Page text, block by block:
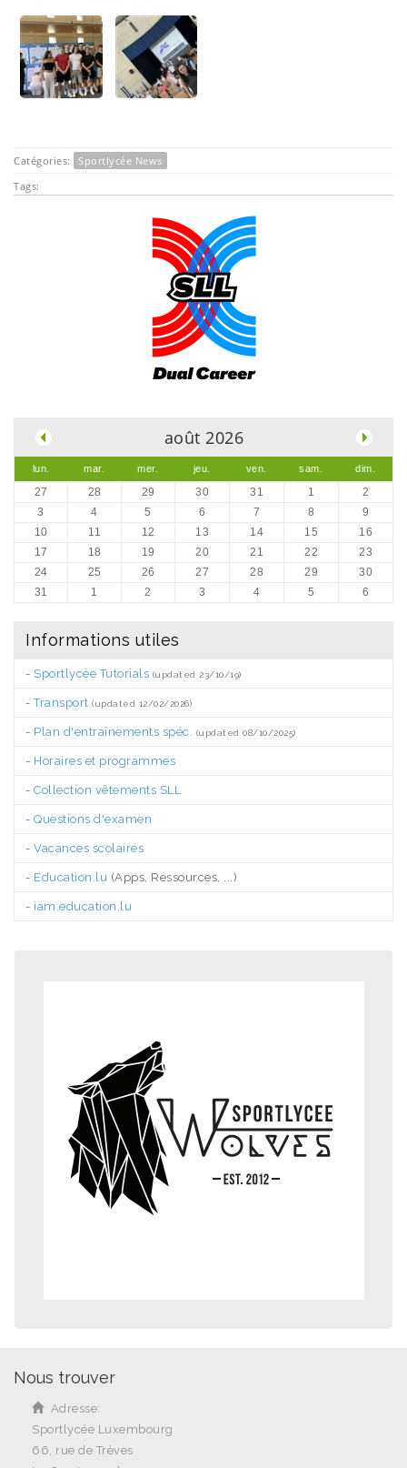
Catégories:
Sportlycée News
Tags:
août 2026
lun. mar. mer. jeu. ven. sam. dim.
27 28 29 30 31 1
2
3
4 5 6 7 8
9
10
11 12 13 14 15
16
17
18 19 20 21 22
23
24
25 26 27 28 29
30
31
1 2 3 4 5 6
Informations utiles
- Sportlycée Tutorials (updated 23/10/19)
-Transport (updated 12/02/2026)
- Plan d'entraînements spéc. (updated 08/10/2025)
- Horaires et programmes
- Collection vêtements SLL
- Questions d'examen
- Vacances scolaires
- Education.lu (Apps, Ressources, ...)
- iam.education.lu
Nous trouver
Adresse:
Sportlycée Luxembourg
66, rue de Trèves